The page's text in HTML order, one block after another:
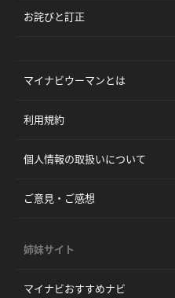
お詫びと訂正
マイナビウーマンとは
利用規約
個人情報の取扱いについて
ご意見・ご感想
姉妹サイト
マイナビおすすめナビ